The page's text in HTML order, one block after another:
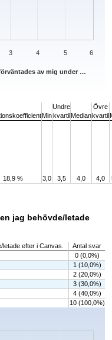
av mig under …
3 4 5 6
Min
Undre
kvartilMedian
Övre
kvartil
18,9 % 3,0 3,5 4,0 4,0
jag behövde/letade
efter i Canvas.
Antal svar
0 (0,0%)
1 (10,0%)
2 (20,0%)
3 (30,0%)
4 (40,0%)
10 (100,0%)